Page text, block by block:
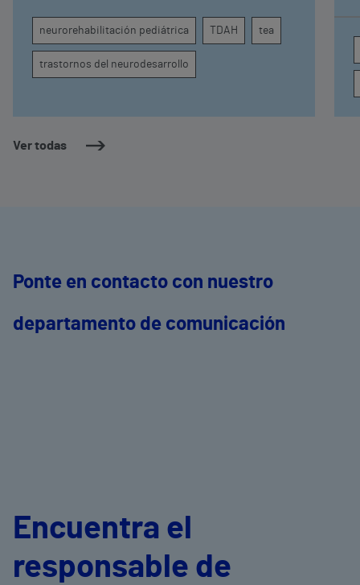
Ver todas
atención, la regulación emocional y la
conducta
neurorehabilitación pediátrica TDAH tea
trastornos del neurodesarrollo
Ponte en contacto con nuestro
departamento de comunicación
Encuentra el
responsable de